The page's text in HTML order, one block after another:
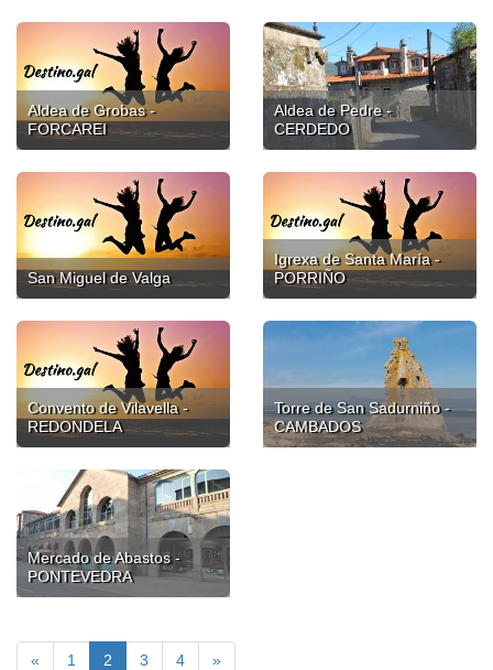
Aldea de Grobas -
FORCAREI
Aldea de Pedre -
CERDEDO
San Miguel de Valga
Igrexa de Santa María -
PORRIÑO
Convento de Vilavella -
REDONDELA
Torre de San Sadurniño -
CAMBADOS
Mercado de Abastos -
PONTEVEDRA
« 1 2 3 4 »